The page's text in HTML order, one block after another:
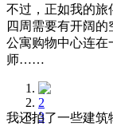
不过，正如我的旅
四周需要有开阔
公寓购物中心连在
师……
1
2
3
我还拍了一些建筑